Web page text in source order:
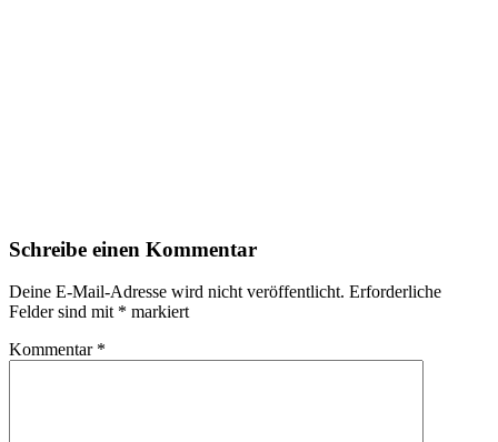
Schreibe einen Kommentar
Deine E-Mail-Adresse wird nicht veröffentlicht. Erforderliche
Felder sind mit * markiert
Kommentar *